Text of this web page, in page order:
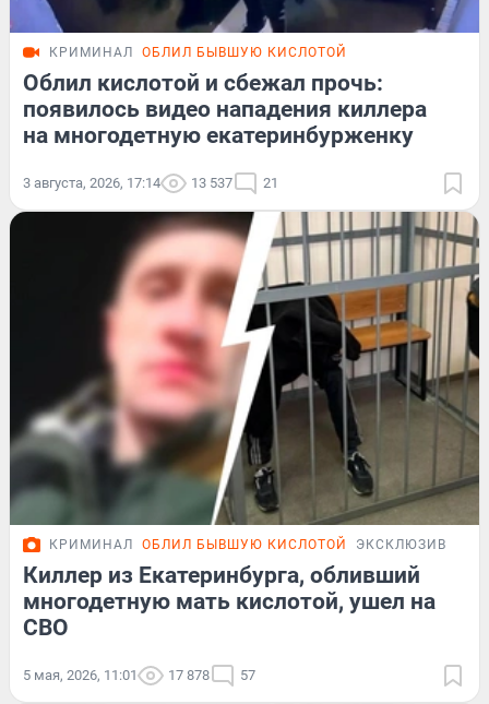
КРИМИНАЛ ОБЛИЛ БЫВШУЮ КИСЛОТОЙ
Облил кислотой и сбежал прочь:
появилось видео нападения киллера
на многодетную екатеринбурженку
3 августа, 2026, 17:14 13 537 21
КРИМИНАЛ ОБЛИЛ БЫВШУЮ КИСЛОТОЙ ЭКСКЛЮЗИВ
Киллер из Екатеринбурга, обливший
многодетную мать кислотой, ушел на
СВО
5 мая, 2026, 11:01 17 878 57